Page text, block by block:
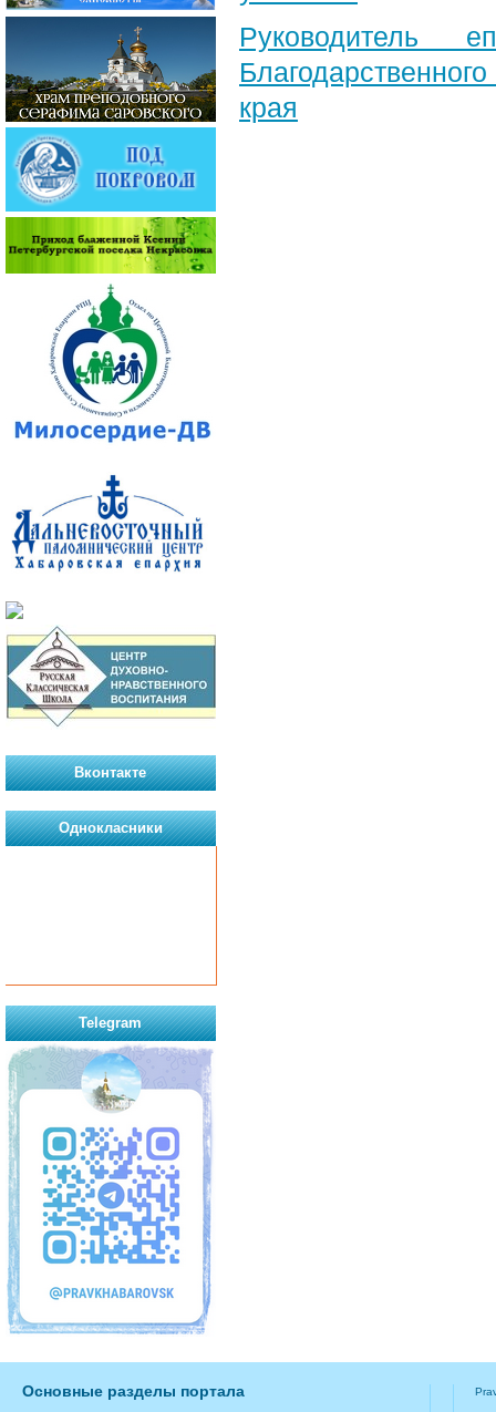
Руководитель
края
Вконтакте
Однокласники
Telegram
Основные разделы портала